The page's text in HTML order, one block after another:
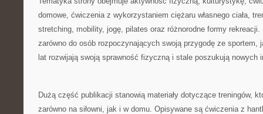
domowe, ćwiczenia z wykorzystaniem ciężaru własnego ciała,
stretching, mobility, jogę, pilates oraz różnorodne formy
zarówno do osób rozpoczynających swoją przygodę ze sportem,
lat rozwijają swoją sprawność fizyczną i stale poszukują nowych
Dużą część publikacji stanowią materiały dotyczące treningów,
zarówno na siłowni, jak i w domu. Opisywane są ćwiczenia z